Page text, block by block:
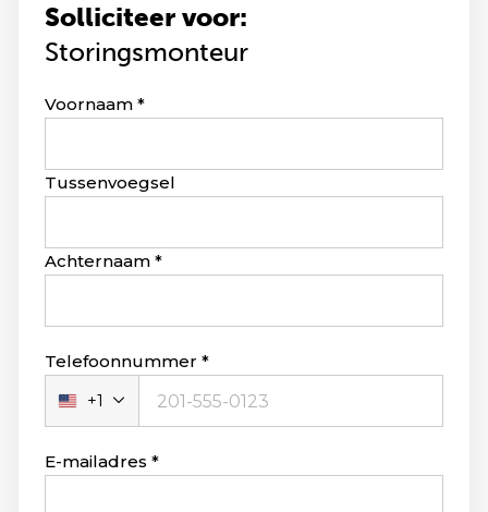
Solliciteer voor:
Storingsmonteur
Leave
blank
Voornaam
Tussenvoegsel
Achternaam
Telefoonnummer
Verenigde
Staten
+1
+1
E-mailadres